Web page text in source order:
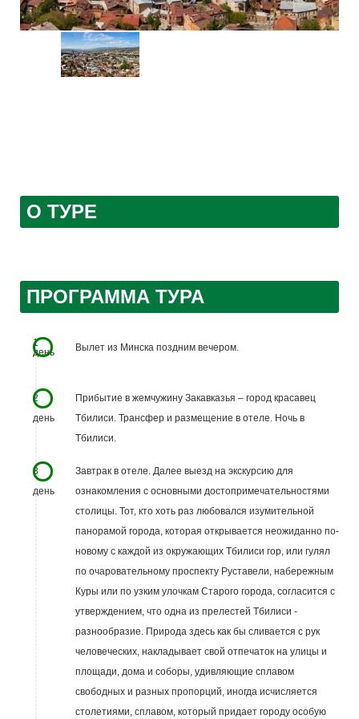
О ТУРЕ
ПРОГРАММА ТУРА
1
день
Вылет из Минска поздним вечером.
2
день
Прибытие в жемчужину Закавказья – город красавец
Тбилиси. Трансфер и размещение в отеле. Ночь в
Тбилиси.
3
день
Завтрак в отеле. Далее выезд на экскурсию для
ознакомления с основными достопримечательностями
столицы. Тот, кто хоть раз любовался изумительной
панорамой города, которая открывается неожиданно по-
новому с каждой из окружающих Тбилиси гор, или гулял
по очаровательному проспекту Руставели, набережным
Куры или по узким улочкам Старого города, согласится с
утверждением, что одна из прелестей Тбилиси -
разнообразие. Природа здесь как бы сливается с рук
человеческих, накладывает свой отпечаток на улицы и
площади, дома и соборы, удивляющие сплавом
свободных и разных пропорций, иногда исчисляется
столетиями, сплавом, который придает городу особую